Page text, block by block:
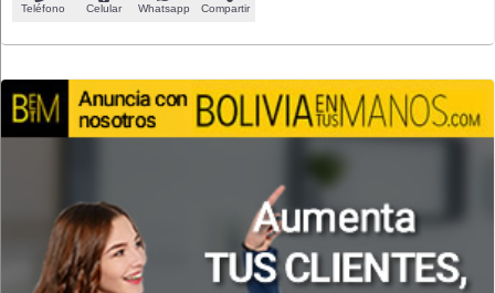
Teléfono Celular Whatsapp Compartir